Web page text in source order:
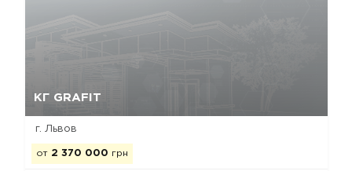
КГ GRAFIT
г. Львов
от 2 370 000 грн